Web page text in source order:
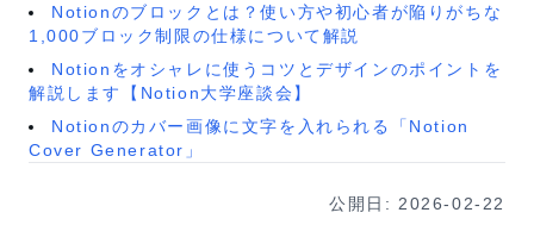
Notionのブロックとは？使い方や初心者が陥りがちな
1,000ブロック制限の仕様について解説
Notionをオシャレに使うコツとデザインのポイントを
解説します【Notion大学座談会】
Notionのカバー画像に文字を入れられる「Notion
Cover Generator」
公開日: 2026-02-22